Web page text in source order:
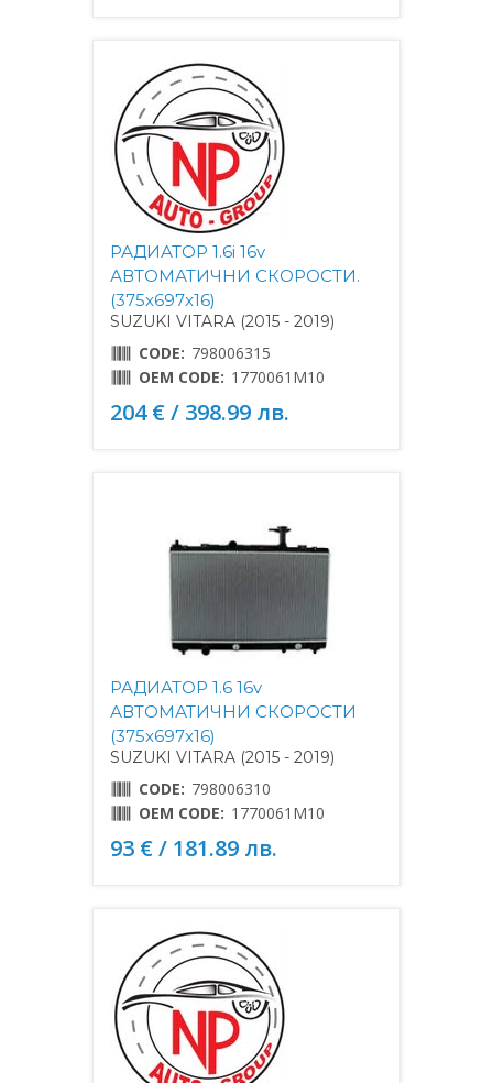
РАДИАТОР 1.6i 16v
АВТОМАТИЧНИ СКОРОСТИ.
(375x697x16)
SUZUKI VITARA (2015 - 2019)
CODE: 798006315
OEM CODE: 1770061M10
204 € / 398.99 лв.
РАДИАТОР 1.6 16v
АВТОМАТИЧНИ СКОРОСТИ
(375x697x16)
SUZUKI VITARA (2015 - 2019)
CODE: 798006310
OEM CODE: 1770061M10
93 € / 181.89 лв.